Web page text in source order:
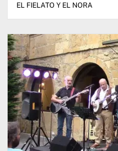
EL FIELATO Y EL NORA